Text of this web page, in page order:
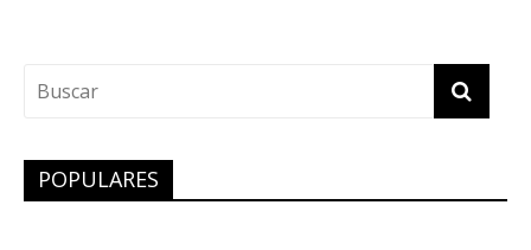
POPULARES